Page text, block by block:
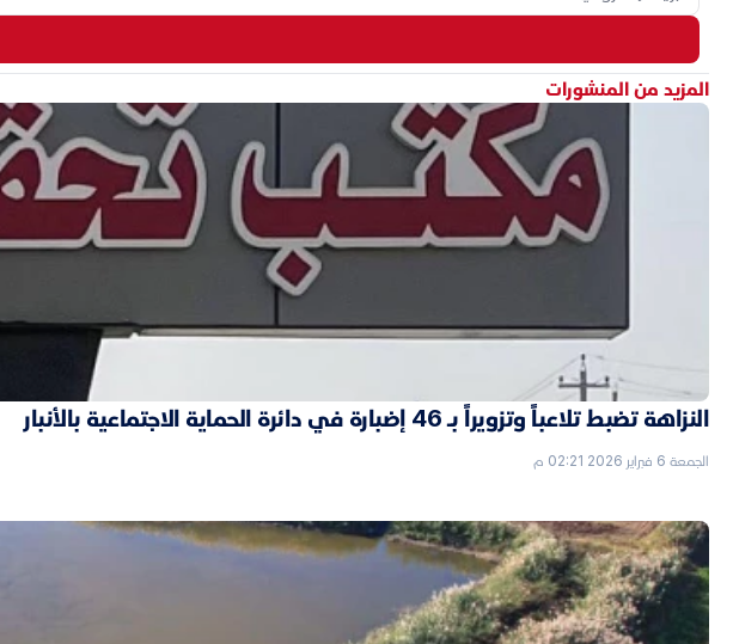
المزيد من المنشورات
النزاهة تضبط تلاعباً وتزويراً بـ 46 إضبارة في دائرة الحماية الاجتماعية بالأنبار
الجمعة 6 فبراير 2026 02:21 م